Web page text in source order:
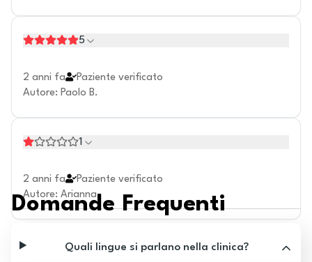
5
2 anni fa
Paziente verificato
Autore: Paolo B.
1
2 anni fa
Paziente verificato
Autore: Arianna
Domande Frequenti
Quali lingue si parlano nella clinica?